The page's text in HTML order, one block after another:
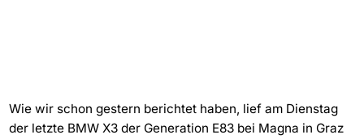
Wie wir schon gestern berichtet haben, lief am Dienstag
der letzte BMW X3 der Generation E83 bei Magna in Graz